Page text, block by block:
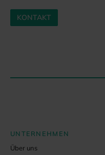
KONTAKT
UNTERNEHMEN
Über uns